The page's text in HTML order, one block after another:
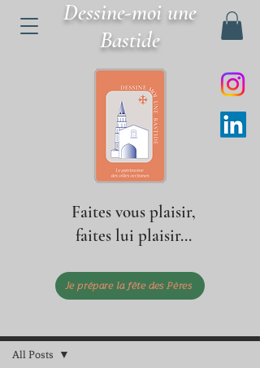
Dessine-moi une
Bastide
Faites vous plaisir,
faites lui plaisir...
Je prépare la fête des Pères
All Posts